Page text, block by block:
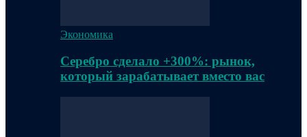
Экономика
Серебро сделало +300%: рынок,
который зарабатывает вместо вас